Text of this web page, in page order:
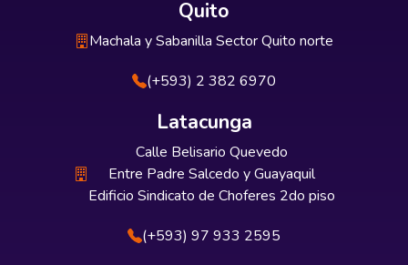
Quito
Machala y Sabanilla Sector Quito norte
(+593) 2 382 6970
Latacunga
Calle Belisario Quevedo
Entre Padre Salcedo y Guayaquil
Edificio Sindicato de Choferes 2do piso
(+593) 97 933 2595